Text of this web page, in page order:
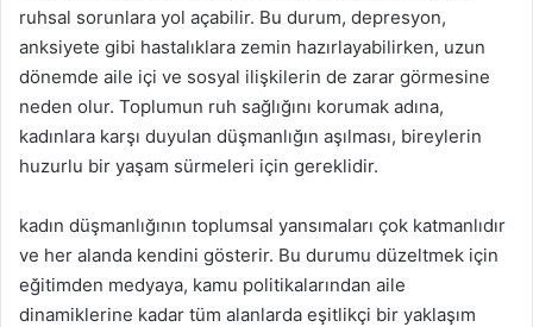
ruhsal sorunlara yol açabilir. Bu durum, depresyon,
anksiyete gibi hastalıklara zemin hazırlayabilirken, uzun
dönemde aile içi ve sosyal ilişkilerin de zarar görmesine
neden olur. Toplumun ruh sağlığını korumak adına,
kadınlara karşı duyulan düşmanlığın aşılması, bireylerin
huzurlu bir yaşam sürmeleri için gereklidir.
kadın düşmanlığının toplumsal yansımaları çok katmanlıdır
ve her alanda kendini gösterir. Bu durumu düzeltmek için
eğitimden medyaya, kamu politikalarından aile
dinamiklerine kadar tüm alanlarda eşitlikçi bir yaklaşım